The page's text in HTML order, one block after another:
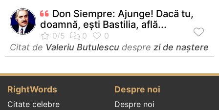
Don Siempre: Ajunge! Dacă tu,
doamnă, eşti Bastilia, află...
Citat de Valeriu Butulescu despre zi de naștere
RightWords
Citate celebre
Despre noi
Despre noi